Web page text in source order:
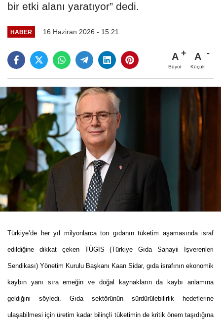
bir etki alanı yaratıyor” dedi.
HABER 16 Haziran 2026 - 15:21
A
Büyüt
A
Küçült
Türkiye’de her yıl milyonlarca ton gıdanın tüketim aşamasında israf
edildiğine dikkat çeken TÜGİS (Türkiye Gıda Sanayii İşverenleri
Sendikası) Yönetim Kurulu Başkanı Kaan Sidar, gıda israfının ekonomik
kaybın yanı sıra emeğin ve doğal kaynakların da kaybı anlamına
geldiğini söyledi. Gıda sektörünün sürdürülebilirlik hedeflerine
ulaşabilmesi için üretim kadar bilinçli tüketimin de kritik önem taşıdığına